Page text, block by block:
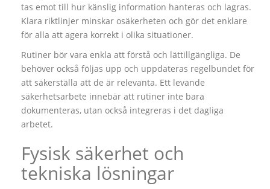
tas emot till hur känslig information hanteras och lagras.
Klara riktlinjer minskar osäkerheten och gör det enklare
för alla att agera korrekt i olika situationer.
Rutiner bör vara enkla att förstå och lättillgängliga. De
behöver också följas upp och uppdateras regelbundet för
att säkerställa att de är relevanta. Ett levande
säkerhetsarbete innebär att rutiner inte bara
dokumenteras, utan också integreras i det dagliga
arbetet.
Fysisk säkerhet och
tekniska lösningar